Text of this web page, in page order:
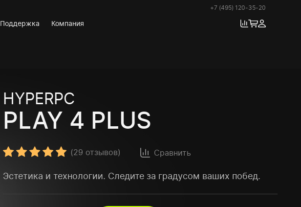
+7 (495) 120-35-20
Поддержка Компания
HYPERPC
PLAY 4 PLUS
(29 отзывов) Сравнить
Эстетика и технологии. Следите за градусом ваших побед.